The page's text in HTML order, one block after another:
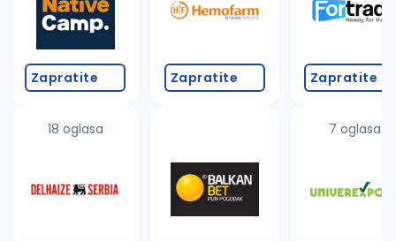
proverite pravopisne greške (koristite č, ć, š, đ,
povećajte radijus za odabrani grad
promenite odabrane filtere pretrage
Zapratite
18 oglasa
Zapratite Zapratite
7 oglasa